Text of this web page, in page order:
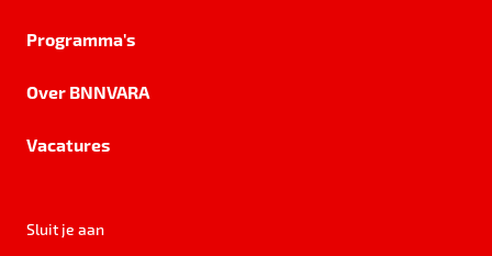
Programma's
Over BNNVARA
Vacatures
Sluit je aan